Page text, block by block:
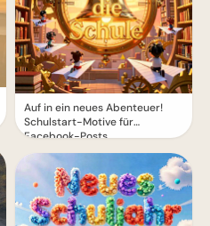
Auf in ein neues Abenteuer!
Schulstart-Motive für
Facebook-Posts